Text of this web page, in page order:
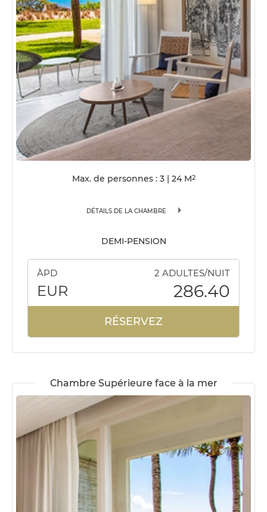
Max. de personnes : 3 24M2
DÉTAILS DE LA CHAMBRE
DEMI-PENSION
ÀPD 2 ADULTES/NUIT
EUR 286.40
RÉSERVEZ
Chambre Supérieure face à la mer